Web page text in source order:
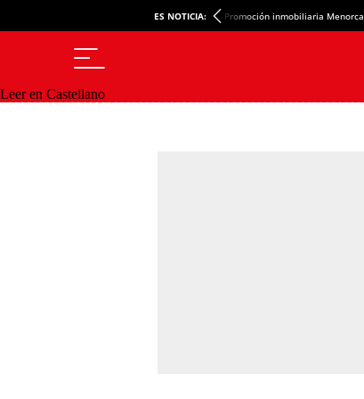
ES NOTICIA: Promoción inmobiliaria Menorca
Leer en Castellano